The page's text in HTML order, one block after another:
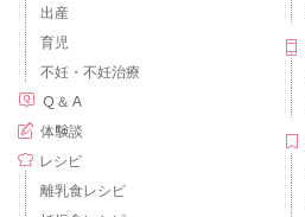
出産
育児
不妊・不妊治療
Ｑ＆Ａ
体験談
レシピ
離乳食レシピ